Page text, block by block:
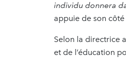
individu donnera
appuie de son
Selon la directrice
et de l’éducation